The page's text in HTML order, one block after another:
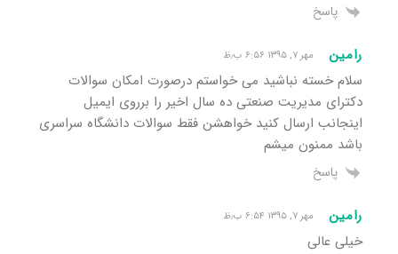
پاسخ
رامین مهر ۷, ۱۳۹۵ ۶:۵۶ ب٫ظ
سلام خسته نباشید می خواستم درصورت امکان سوالات
دکترای مدیریت صنعتی ده سال اخیر را برروی ایمیل
اینجانب ارسال کنید خواهشن فقط سوالات دانشگاه سراسری
باشد ممنون میشم
پاسخ
رامین مهر ۷, ۱۳۹۵ ۶:۵۴ ب٫ظ
خیلی عالی